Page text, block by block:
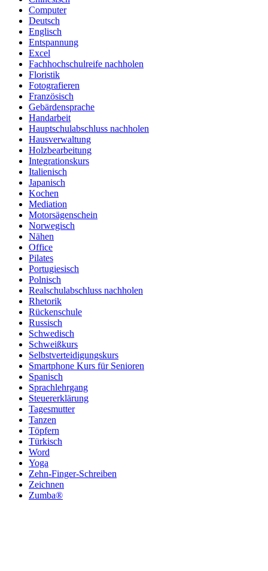
Computer
Deutsch
Englisch
Entspannung
Excel
Fachhochschulreife nachholen
Floristik
Fotografieren
Französisch
Gebärdensprache
Handarbeit
Hauptschulabschluss nachholen
Hausverwaltung
Holzbearbeitung
Integrationskurs
Italienisch
Japanisch
Kochen
Mediation
Motorsägenschein
Norwegisch
Nähen
Office
Pilates
Portugiesisch
Polnisch
Realschulabschluss nachholen
Rhetorik
Rückenschule
Russisch
Schwedisch
Schweißkurs
Selbstverteidigungskurs
Smartphone Kurs für Senioren
Spanisch
Sprachlehrgang
Steuererklärung
Tagesmutter
Tanzen
Töpfern
Türkisch
Word
Yoga
Zehn-Finger-Schreiben
Zeichnen
Zumba®